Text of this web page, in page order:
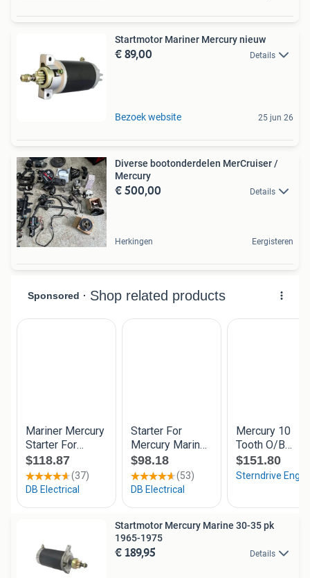
Startmotor Mariner Mercury nieuw
€ 89,00 Details
Bezoek website 25 jun 26
Diverse bootonderdelen MerCruiser /
Mercury
€ 500,00 Details
Herkingen Eergisteren
Startmotor Mercury Marine 30-35 pk
1965-1975
€ 189,95 Details